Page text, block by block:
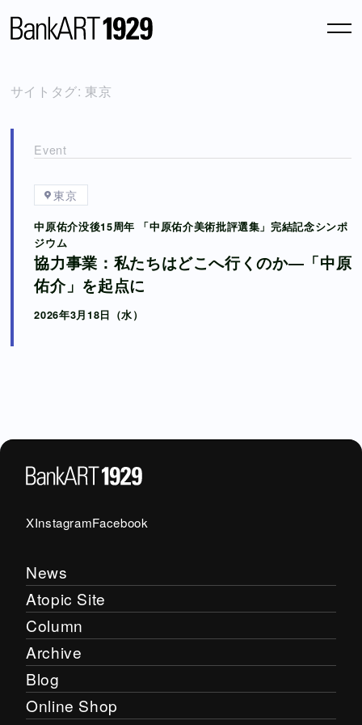
News
Atopic Site
Archive
Blog
Online Shop
About us
Facebook
サイトタグ: 東京
Event
東京
中原佑介没後15周年 「中原佑介美術批評選集」完結記念シンポ
ジウム
協力事業：私たちはどこへ行くのか―「中原
佑介」を起点に
2026年3月18日（水）
XInstagramFacebook
News
Atopic Site
Column
Archive
Blog
Online Shop